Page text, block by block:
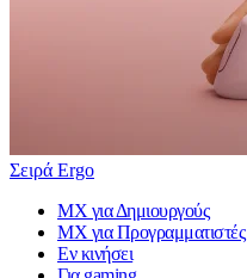
Σειρά Ergo
MX για Δημιουργούς
MX για Προγραμματιστές
Εν κινήσει